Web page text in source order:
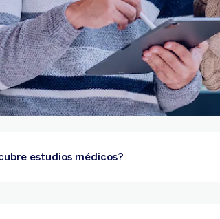
estudios médicos?